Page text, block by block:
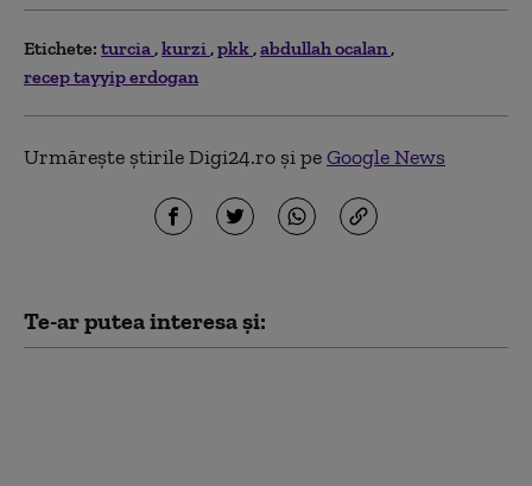
Etichete: turcia kurzi pkk abdullah ocalan
recep tayyip erdogan
Urmărește știrile Digi24.ro și peGoogle News
Te-ar putea interesa și: